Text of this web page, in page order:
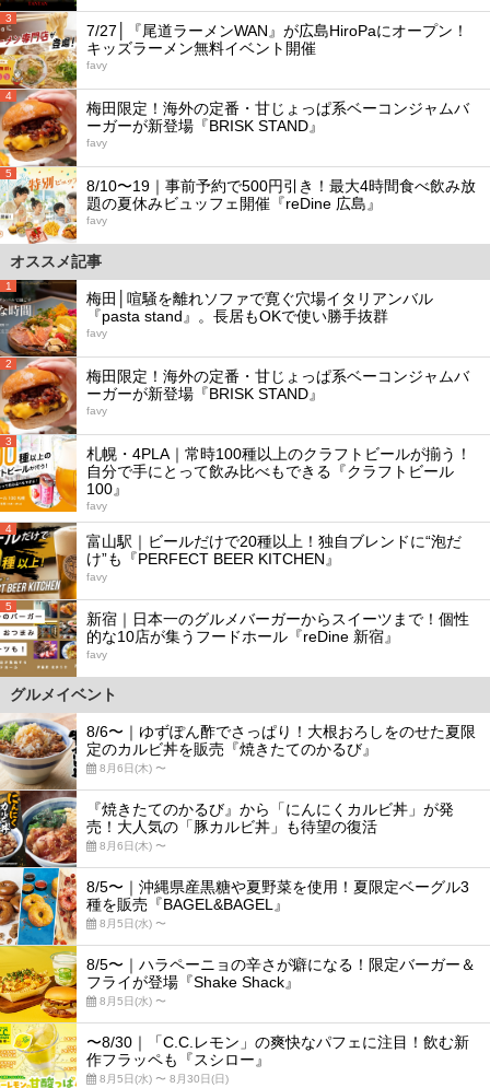
3
7/27│『尾道ラーメンWAN』が広島HiroPaにオープン！
キッズラーメン無料イベント開催
favy
4
梅田限定！海外の定番・甘じょっぱ系ベーコンジャムバ
ーガーが新登場『BRISK STAND』
favy
5
8/10〜19｜事前予約で500円引き！最大4時間食べ飲み放
題の夏休みビュッフェ開催『reDine 広島』
favy
オススメ記事
1
梅田│喧騒を離れソファで寛ぐ穴場イタリアンバル
『pasta stand』。長居もOKで使い勝手抜群
favy
2
梅田限定！海外の定番・甘じょっぱ系ベーコンジャムバ
ーガーが新登場『BRISK STAND』
favy
3
札幌・4PLA｜常時100種以上のクラフトビールが揃う！
自分で手にとって飲み比べもできる『クラフトビール
100』
favy
4
富山駅｜ビールだけで20種以上！独自ブレンドに“泡だ
け”も『PERFECT BEER KITCHEN』
favy
5
新宿｜日本一のグルメバーガーからスイーツまで！個性
的な10店が集うフードホール『reDine 新宿』
favy
グルメイベント
8/6〜｜ゆずぽん酢でさっぱり！大根おろしをのせた夏限
定のカルビ丼を販売『焼きたてのかるび』
8月6日(木) 〜
『焼きたてのかるび』から「にんにくカルビ丼」が発
売！大人気の「豚カルビ丼」も待望の復活
8月6日(木) 〜
8/5〜｜沖縄県産黒糖や夏野菜を使用！夏限定ベーグル3
種を販売『BAGEL&BAGEL』
8月5日(水) 〜
8/5〜｜ハラペーニョの辛さが癖になる！限定バーガー＆
フライが登場『Shake Shack』
8月5日(水) 〜
〜8/30｜「C.C.レモン」の爽快なパフェに注目！飲む新
作フラッペも『スシロー』
8月5日(水) 〜 8月30日(日)